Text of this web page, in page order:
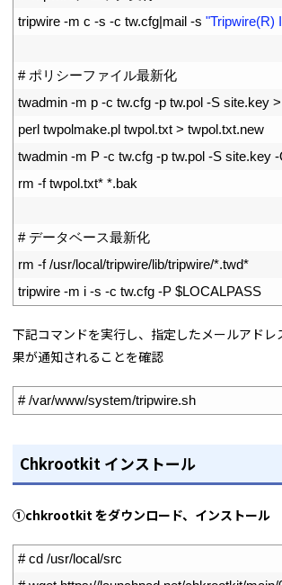
tripwire -m c -s -c tw.cfg|mail -s "Tripwire(R)
# ポリシーファイル最新化
twadmin -m p -c tw.cfg -p tw.pol -S site.key >
perl twpolmake.pl twpol.txt > twpol.txt.new
twadmin -m P -c tw.cfg -p tw.pol -S site.key -
rm -f twpol.txt* *.bak
# データベース最新化
rm -f /usr/local/tripwire/lib/tripwire/*.twd*
tripwire -m i -s -c tw.cfg -P $LOCALPASS
下記コマンドを実行し、指定したメールアド
果が通知されることを確認
# /var/www/system/tripwire.sh
Chkrootkit インストール
①chkrootkit をダウンロード、インストール
# cd /usr/local/src